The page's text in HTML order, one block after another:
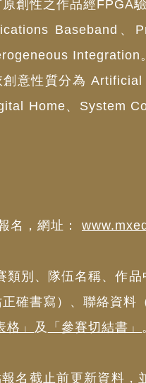
創性之作品經FPGA
Baseband、
Integration
意性質分為
Home、System
名，網址：
別、隊伍名稱、作
確書寫）、聯絡資料
格」 及 「參賽切結書」
名截止前更新資料